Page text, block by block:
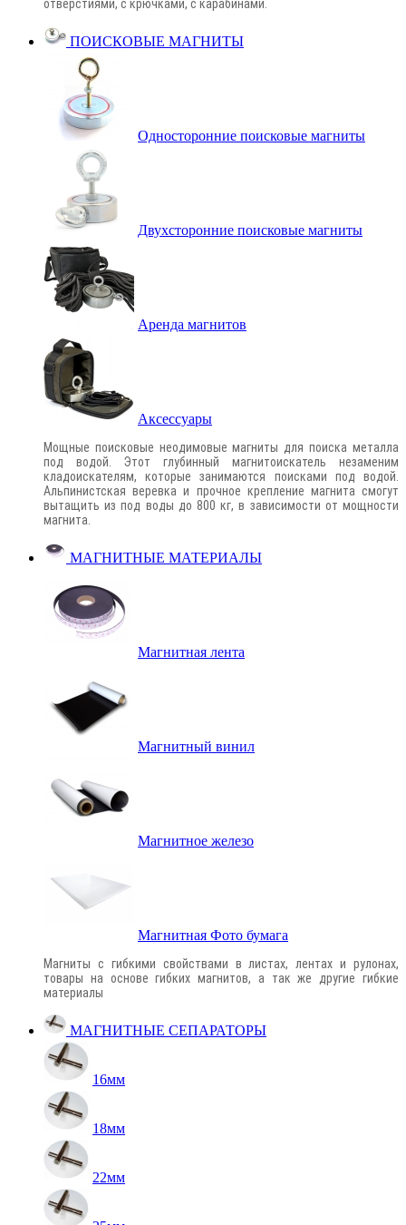
отверстиями, с крючками, с карабинами.
ПОИСКОВЫЕ МАГНИТЫ
Односторонние поисковые магниты
Двухсторонние поисковые магниты
Аренда магнитов
Аксессуары
Мощные поисковые неодимовые магниты для поиска металла
под водой. Этот глубинный магнитоискатель незаменим
кладоискателям, которые занимаются поисками под водой.
Альпинистская веревка и прочное крепление магнита смогут
вытащить из под воды до 800 кг, в зависимости от мощности
магнита.
МАГНИТНЫЕ МАТЕРИАЛЫ
Магнитная лента
Магнитный винил
Магнитное железо
Магнитная Фото бумага
Магниты с гибкими свойствами в листах, лентах и рулонах,
товары на основе гибких магнитов, а так же другие гибкие
материалы
МАГНИТНЫЕ СЕПАРАТОРЫ
16мм
18мм
22мм